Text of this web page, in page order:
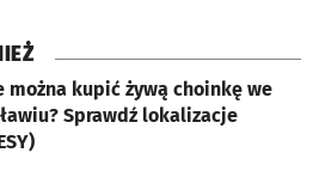
można kupić żywą choinkę we
Sprawdź lokalizacje